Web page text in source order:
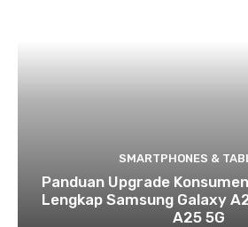
SMARTPHONES &
Panduan Upgrade
Lengkap Samsung Galaxy
A25 5G